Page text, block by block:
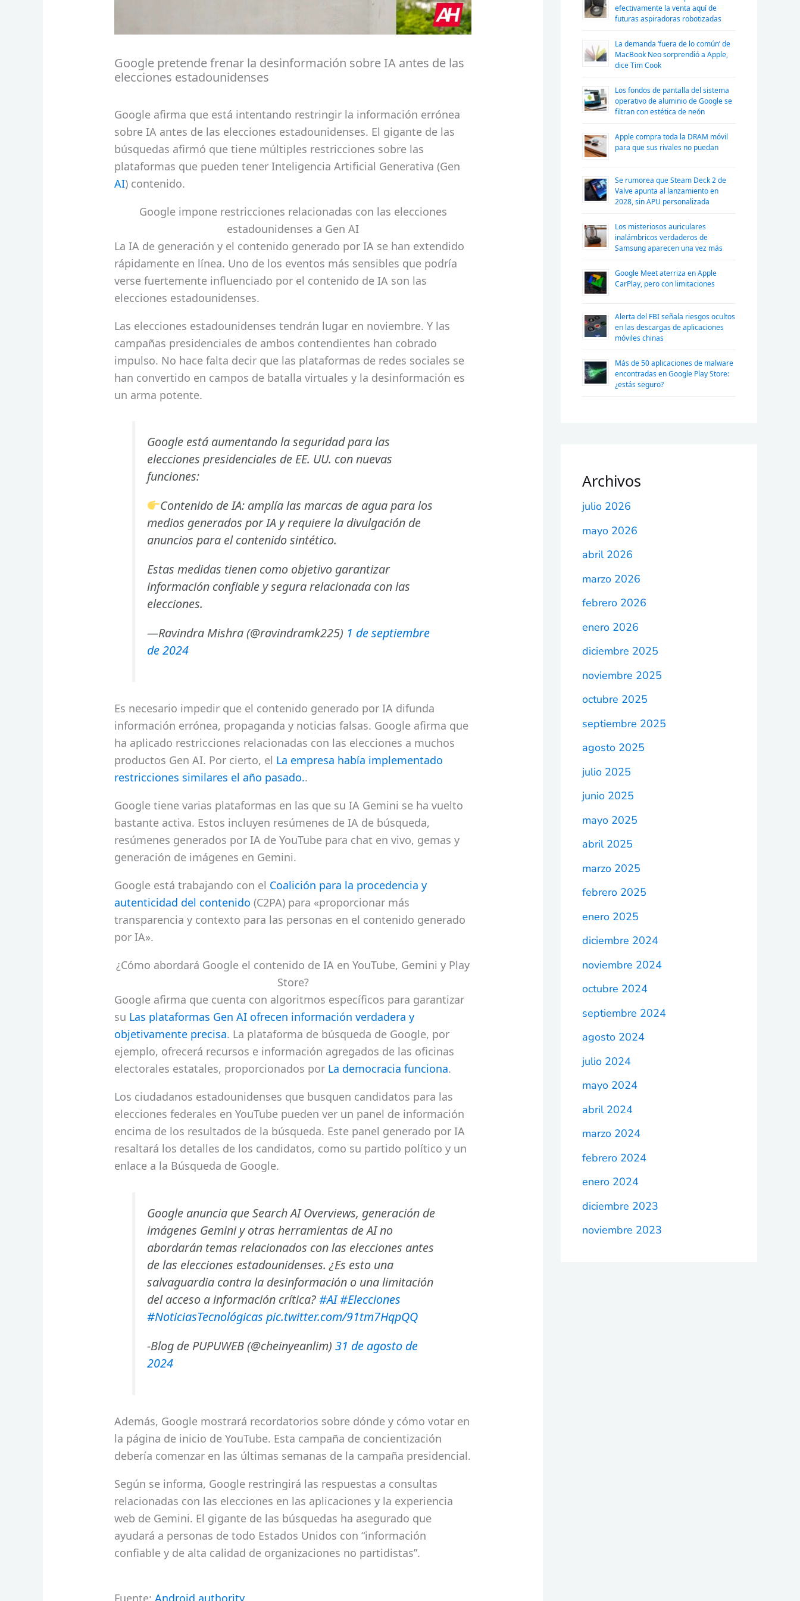
Google pretende frenar la desinformación sobre IA antes de las
elecciones estadounidenses
Google afirma que está intentando restringir la información errónea
sobre IA antes de las elecciones estadounidenses. El gigante de las
búsquedas afirmó que tiene múltiples restricciones sobre las
plataformas que pueden tener Inteligencia Artificial Generativa (Gen
AI) contenido.
Google impone restricciones relacionadas con las elecciones
estadounidenses a Gen AI
La IA de generación y el contenido generado por IA se han extendido
rápidamente en línea. Uno de los eventos más sensibles que podría
verse fuertemente influenciado por el contenido de IA son las
elecciones estadounidenses.
Las elecciones estadounidenses tendrán lugar en noviembre. Y las
campañas presidenciales de ambos contendientes han cobrado
impulso. No hace falta decir que las plataformas de redes sociales se
han convertido en campos de batalla virtuales y la desinformación es
un arma potente.
Google está aumentando la seguridad para las
elecciones presidenciales de EE. UU. con nuevas
funciones:
Contenido de IA: amplía las marcas de agua para los
medios generados por IA y requiere la divulgación de
anuncios para el contenido sintético.
Estas medidas tienen como objetivo garantizar
información confiable y segura relacionada con las
elecciones.
—Ravindra Mishra (@ravindramk225) 1 de septiembre
de 2024
Es necesario impedir que el contenido generado por IA difunda
información errónea, propaganda y noticias falsas. Google afirma que
ha aplicado restricciones relacionadas con las elecciones a muchos
productos Gen AI. Por cierto, el La empresa había implementado
restricciones similares el año pasado..
Google tiene varias plataformas en las que su IA Gemini se ha vuelto
bastante activa. Estos incluyen resúmenes de IA de búsqueda,
resúmenes generados por IA de YouTube para chat en vivo, gemas y
generación de imágenes en Gemini.
Google está trabajando con el Coalición para la procedencia y
autenticidad del contenido (C2PA) para «proporcionar más
transparencia y contexto para las personas en el contenido generado
por IA».
¿Cómo abordará Google el contenido de IA en YouTube, Gemini y Play
Store?
Google afirma que cuenta con algoritmos específicos para garantizar
su Las plataformas Gen AI ofrecen información verdadera y
objetivamente precisa. La plataforma de búsqueda de Google, por
ejemplo, ofrecerá recursos e información agregados de las oficinas
electorales estatales, proporcionados por La democracia funciona.
Los ciudadanos estadounidenses que busquen candidatos para las
elecciones federales en YouTube pueden ver un panel de información
encima de los resultados de la búsqueda. Este panel generado por IA
resaltará los detalles de los candidatos, como su partido político y un
enlace a la Búsqueda de Google.
Google anuncia que Search AI Overviews, generación de
imágenes Gemini y otras herramientas de AI no
abordarán temas relacionados con las elecciones antes
de las elecciones estadounidenses. ¿Es esto una
salvaguardia contra la desinformación o una limitación
del acceso a información crítica?#AI#Elecciones
#NoticiasTecnológicas pic.twitter.com/91tm7HqpQQ
-Blog de PUPUWEB (@cheinyeanlim) 31 de agosto de
2024
Además, Google mostrará recordatorios sobre dónde y cómo votar en
la página de inicio de YouTube. Esta campaña de concientización
debería comenzar en las últimas semanas de la campaña presidencial.
Según se informa, Google restringirá las respuestas a consultas
relacionadas con las elecciones en las aplicaciones y la experiencia
web de Gemini. El gigante de las búsquedas ha asegurado que
ayudará a personas de todo Estados Unidos con “información
confiable y de alta calidad de organizaciones no partidistas”.
Fuente: Android authority
efectivamente la venta aquí de
futuras aspiradoras robotizadas
La demanda ‘fuera de lo común’ de
MacBook Neo sorprendió a Apple,
dice Tim Cook
Los fondos de pantalla del sistema
operativo de aluminio de Google se
filtran con estética de neón
Apple compra toda la DRAM móvil
para que sus rivales no puedan
Se rumorea que Steam Deck 2 de
Valve apunta al lanzamiento en
2028, sin APU personalizada
Los misteriosos auriculares
inalámbricos verdaderos de
Samsung aparecen una vez más
Google Meet aterriza en Apple
CarPlay, pero con limitaciones
Alerta del FBI señala riesgos ocultos
en las descargas de aplicaciones
móviles chinas
Más de 50 aplicaciones de malware
encontradas en Google Play Store:
¿estás seguro?
Archivos
julio 2026
mayo 2026
abril 2026
marzo 2026
febrero 2026
enero 2026
diciembre 2025
noviembre 2025
octubre 2025
septiembre 2025
agosto 2025
julio 2025
junio 2025
mayo 2025
abril 2025
marzo 2025
febrero 2025
enero 2025
diciembre 2024
noviembre 2024
octubre 2024
septiembre 2024
agosto 2024
julio 2024
mayo 2024
abril 2024
marzo 2024
febrero 2024
enero 2024
diciembre 2023
noviembre 2023